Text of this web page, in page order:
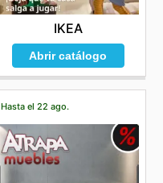
IKEA
Abrir catálogo
Hasta el 22 ago.